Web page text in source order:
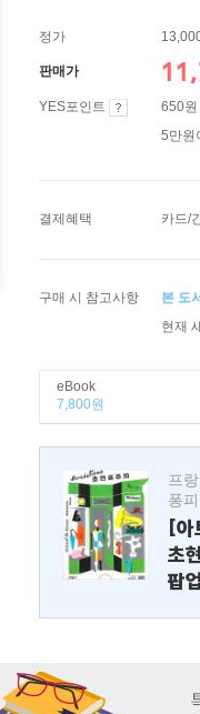
정가
판매가
YES포인트
650원
5만원
결제혜택 카드/
구매 시 참고사항
본 도
현재
eBook
7,800원
프
퐁
[아
초
팝